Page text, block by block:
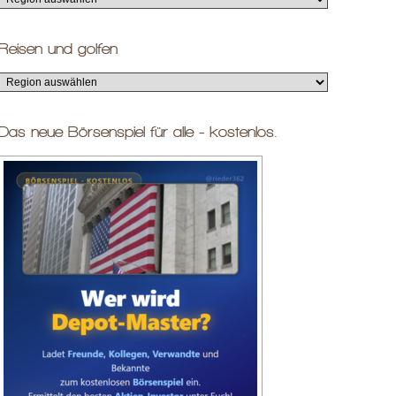
und golfen
neue Börsenspiel für alle - kostenlos.